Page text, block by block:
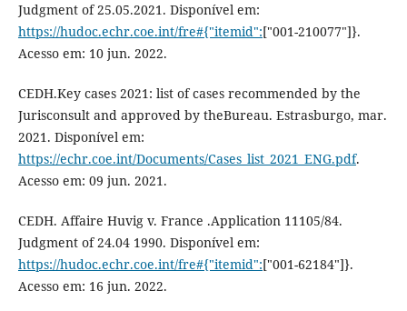
Judgment of 25.05.2021. Disponível em:
https://hudoc.echr.coe.int/fre#{"itemid":["001-210077"]}.
Acesso em: 10 jun. 2022.
CEDH.Key cases 2021: list of cases recommended by the
Jurisconsult and approved by theBureau. Estrasburgo, mar.
2021. Disponível em:
https://echr.coe.int/Documents/Cases_list_2021_ENG.pdf.
Acesso em: 09 jun. 2021.
CEDH. Affaire Huvig v. France .Application 11105/84.
Judgment of 24.04 1990. Disponível em:
https://hudoc.echr.coe.int/fre#{"itemid":["001-62184"]}.
Acesso em: 16 jun. 2022.